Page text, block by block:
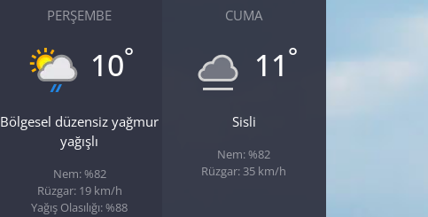
PERŞEMBE
10°
Bölgesel düzensiz yağmur
yağışlı
Nem: %82
Rüzgar: 19 km/h
Yağış Olasılığı: %88
CUMA
11 °
Sisli
Nem: %82
Rüzgar: 35 km/h